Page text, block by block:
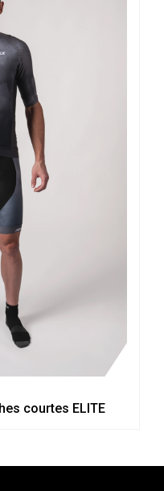
avec des
une combinaison de
courtes ELITE